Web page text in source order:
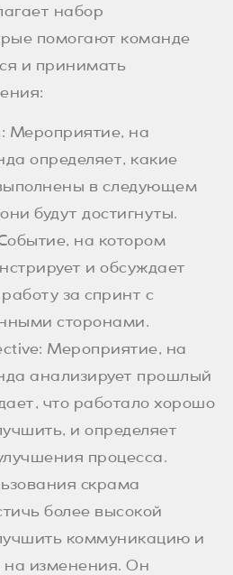
набор
помогают команде
и принимать
Мероприятие, на
определяет, какие
в следующем
будут достигнуты.
на котором
и обсуждает
за спринт с
сторонами.
Мероприятие, на
анализирует прошлый
что работало хорошо
и определяет
процесса.
скрама
более высокой
коммуникацию и
на изменения. Он